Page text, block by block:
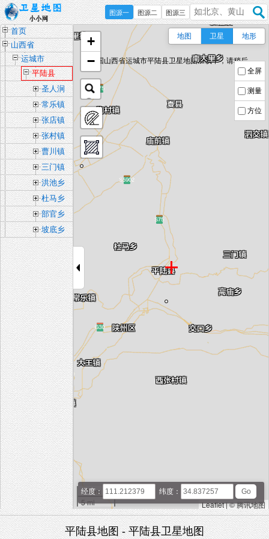
图源一 图源二 图源三
首页
山西省
运城市
平陆县
圣人涧
镇
常乐镇
张店镇
张村镇
曹川镇
三门镇
洪池乡
杜马乡
部官乡
坡底乡
中国山西省运城市平陆县卫星地图加载中，请稍后...
+
−
10 km
5 mi
Leaflet|© 腾讯地图
全屏
测量
方位
经度： 纬度：
地图 卫星 地形
平陆县地图 - 平陆县卫星地图